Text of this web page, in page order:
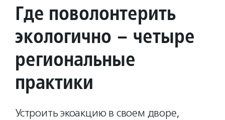
Где поволонтерить
экологично – четыре
региональные
практики
Устроить экоакцию в своем дворе,